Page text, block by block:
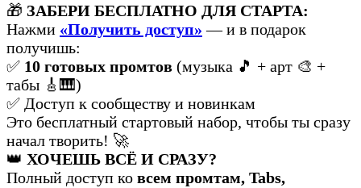
🎁 ЗАБЕРИ БЕСПЛАТНО ДЛЯ СТАРТА:
Нажми «Получить доступ» — и в подарок
получишь:
✅ 10 готовых промтов (музыка 🎵 + арт 🎨 +
табы 🎸🎹)
✅ Доступ к сообществу и новинкам
Это бесплатный стартовый набор, чтобы ты сразу
начал творить! 🚀
👑 ХОЧЕШЬ ВСЁ И СРАЗУ?
Полный доступ ко всем промтам, Tabs,